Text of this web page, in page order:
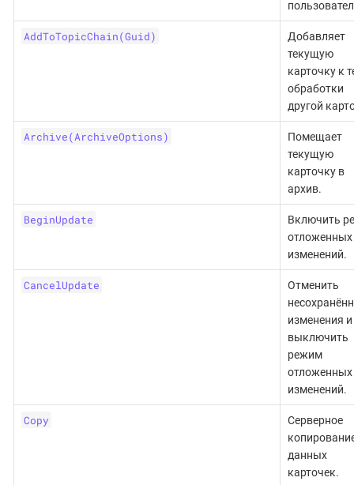
AddToTopicChain(Guid)
Добавляет
текущую
карточку к
обработки
другой
Archive(ArchiveOptions)
Помещает
текущую
карточку в
архив.
BeginUpdate
Включить
отложенных
изменений.
CancelUpdate
Отменить
изменения и
выключить
режим
отложенных
изменений.
Copy
Серверное
данных
карточек.